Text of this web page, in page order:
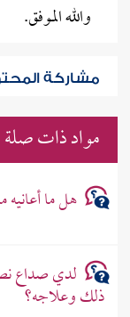
والله الموفق.
مشاركة
مواد ذات صلة
هل ما
لدي صداع
ذلك وعلاجه؟